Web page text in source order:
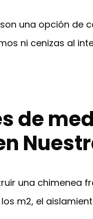
una opción de
ni cenizas al
de
una chimenea
m2, el